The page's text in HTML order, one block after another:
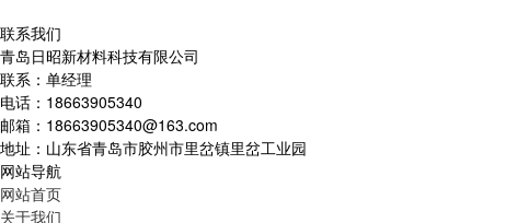
联系我们
青岛日昭新材料科技有限公司
联系：单经理
电话：18663905340
邮箱：18663905340@163.com
地址：山东省青岛市胶州市里岔镇里岔工业园
网站导航
网站首页
关于我们